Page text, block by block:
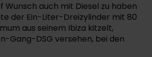
Wunsch auch mit Diesel zu haben
der Ein-Liter-Dreizylinder mit 80
aus seinem Ibiza kitzelt,
Gang-DSG versehen, bei den